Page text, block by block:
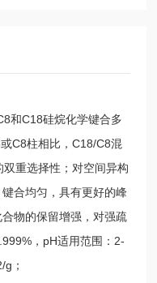
和C18硅烷化学键合多
C8柱相比，C18/C8混
重选择性；对空间异构
合均匀，具有更好的峰
物的保留增强，对强疏
，pH适用范围：2-
；